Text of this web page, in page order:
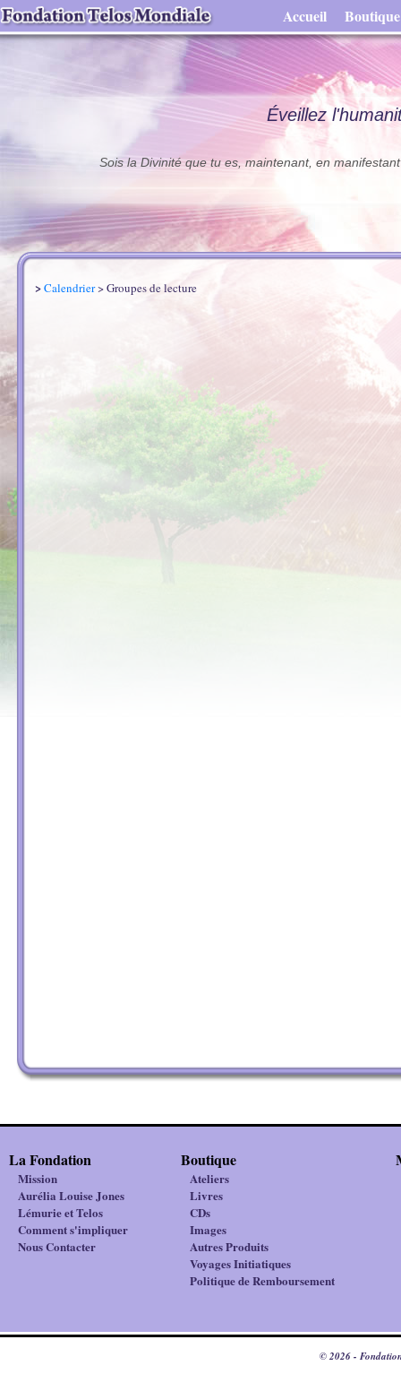
Accueil Boutique
Éveillez
Sois la Divinité que tu es, maintenant, en
>Calendrier> Groupes de lecture
La Fondation
Mission
Aurélia Louise Jones
Lémurie et Telos
Comment s'impliquer
Nous Contacter
Boutique
Ateliers
Livres
CDs
Images
Autres Produits
Voyages Initiatiques
Politique de Remboursement
© 2026 -